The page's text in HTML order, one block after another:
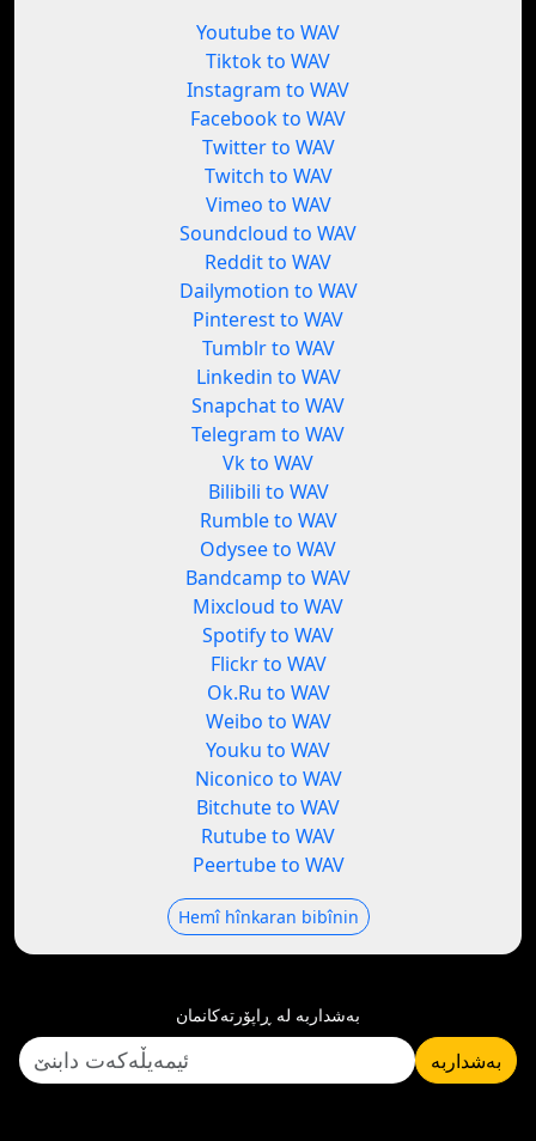
Youtube to WAV
Tiktok to WAV
Instagram to WAV
Facebook to WAV
Twitter to WAV
Twitch to WAV
Vimeo to WAV
Soundcloud to WAV
Reddit to WAV
Dailymotion to WAV
Pinterest to WAV
Tumblr to WAV
Linkedin to WAV
Snapchat to WAV
Telegram to WAV
Vk to WAV
Bilibili to WAV
Rumble to WAV
Odysee to WAV
Bandcamp to WAV
Mixcloud to WAV
Spotify to WAV
Flickr to WAV
Ok.Ru to WAV
Weibo to WAV
Youku to WAV
Niconico to WAV
Bitchute to WAV
Rutube to WAV
Peertube to WAV
Hemî hînkaran bibînin
بەشداربە لە ڕاپۆرتەکانمان
بەشداربە